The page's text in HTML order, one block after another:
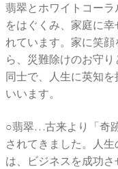
翡翠とホワイトコー
をはぐくみ、家庭に
れています。家に笑
ら、災難除けのお守
同士で、人生に英知
いいます。
○翡翠…古来より「奇
されてきました。人
は、ビジネスを成功